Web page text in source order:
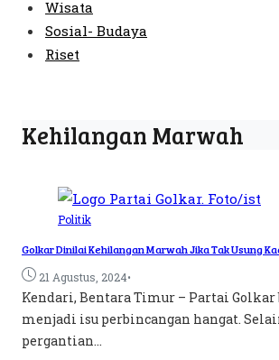
Wisata
Sosial- Budaya
Riset
Kehilangan Marwah
Politik
Golkar Dinilai Kehilangan Marwah Jika Tak Usung
21 Agustus, 2024•
Kendari, Bentara Timur – Partai
menjadi isu perbincangan hangat.
pergantian...